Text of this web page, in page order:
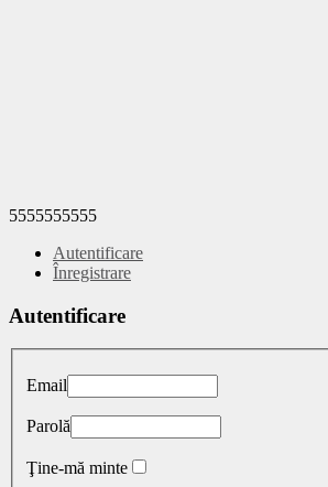
5555555555
Autentificare
Înregistrare
Autentificare
Email
Parolă
Ţine-mă minte